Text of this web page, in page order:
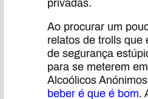
privadas.
Ao procurar um
relatos de trolls que
de segurança
para se meterem
Alcoólicos Anónimos
beber é que é bom.